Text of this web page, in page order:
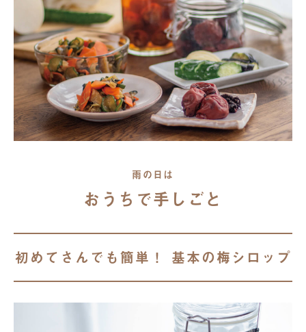
雨の日は
おうちで手しごと
初めてさんでも簡単！ 基本の梅シロップ